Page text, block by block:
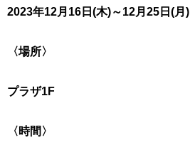
2023年12月16日(木)～12月25日(月)
〈場所〉
プラザ1F
〈時間〉